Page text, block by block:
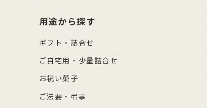
用途から探す
ギフト・詰合せ
ご自宅用・少量詰合せ
お祝い菓子
ご法要・弔事